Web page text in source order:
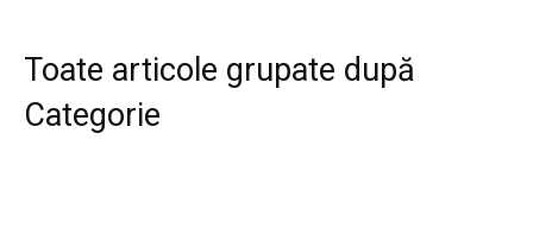
Toate articole grupate după
Categorie